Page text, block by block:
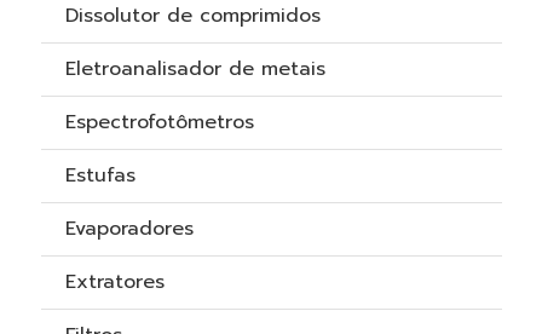
Dissolutor de comprimidos
Eletroanalisador de metais
Espectrofotômetros
Estufas
Evaporadores
Extratores